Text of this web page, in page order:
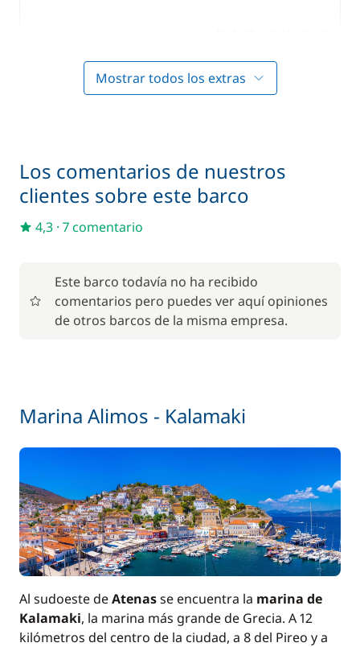
Patrón (comidas no incluidas) Incluido en el precio
Wifi Incluido en el precio
Mostrar todos los extras
Los comentarios de nuestros
clientes sobre este barco
4,3 · 7 comentario
Este barco todavía no ha recibido
comentarios pero puedes ver aquí opiniones
de otros barcos de la misma empresa.
Marina Alimos - Kalamaki
Al sudoeste deAtenasse encuentra la marina de
Kalamaki, la marina más grande de Grecia. A 12
kilómetros del centro de la ciudad, a 8 del Pireo y a